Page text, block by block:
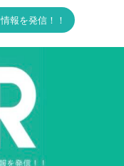
報を発信！！